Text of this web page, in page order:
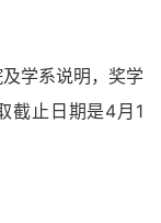
学系说明，奖学
截止日期是4月1